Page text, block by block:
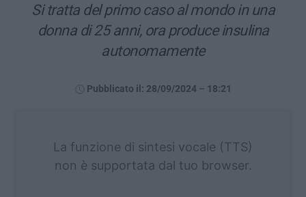
Si tratta del primo caso al mondo in una
donna di 25 anni, ora produce insulina
autonomamente
Pubblicato il: 28/09/2024 – 18:21
La funzione di sintesi vocale (TTS)
non è supportata dal tuo browser.